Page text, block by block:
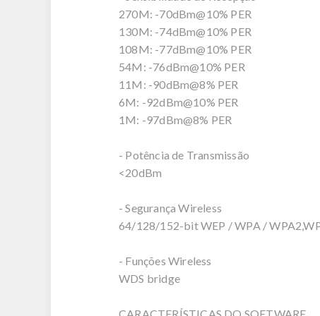
270M: -70dBm@10% PER
130M: -74dBm@10% PER
108M: -77dBm@10% PER
54M: -76dBm@10% PER
11M: -90dBm@8% PER
6M: -92dBm@10% PER
1M: -97dBm@8% PER
- Potência de Transmissão
<20dBm
- Segurança Wireless
64/128/152-bit WEP / WPA /
- Funções Wireless
WDS bridge